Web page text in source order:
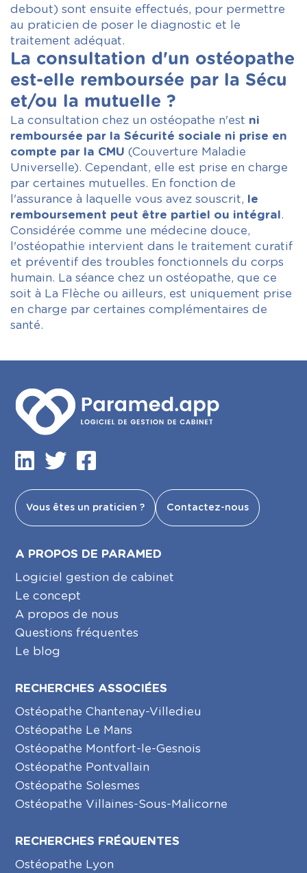
debout) sont ensuite effectués, pour permettre
au praticien de poser le diagnostic et le
traitement adéquat.
La consultation d'un ostéopathe
est-elle remboursée par la Sécu
et/ou la mutuelle ?
La consultation chez un ostéopathe n'est ni
remboursée par la Sécurité sociale ni prise en
compte par la CMU (Couverture Maladie
Universelle). Cependant, elle est prise en charge
par certaines mutuelles. En fonction de
l'assurance à laquelle vous avez souscrit, le
remboursement peut être partiel ou intégral.
Considérée comme une médecine douce,
l'ostéopathie intervient dans le traitement curatif
et préventif des troubles fonctionnels du corps
humain. La séance chez un ostéopathe, que ce
soit à La Flèche ou ailleurs, est uniquement prise
en charge par certaines complémentaires de
santé.
Vous êtes un praticien ? Contactez-nous
A PROPOS DE PARAMED
Logiciel gestion de cabinet
Le concept
A propos de nous
Questions fréquentes
Le blog
RECHERCHES ASSOCIÉES
Ostéopathe Chantenay-Villedieu
Ostéopathe Le Mans
Ostéopathe Montfort-le-Gesnois
Ostéopathe Pontvallain
Ostéopathe Solesmes
Ostéopathe Villaines-Sous-Malicorne
RECHERCHES FRÉQUENTES
Ostéopathe Lyon